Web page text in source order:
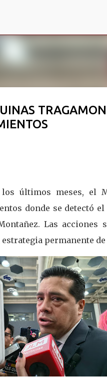
últimos meses, el
donde se detectó
Las acciones
permanente